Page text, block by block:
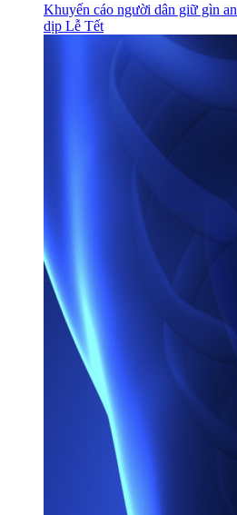
Khuyến cáo người dân giữ gìn
dịp Lễ Tết